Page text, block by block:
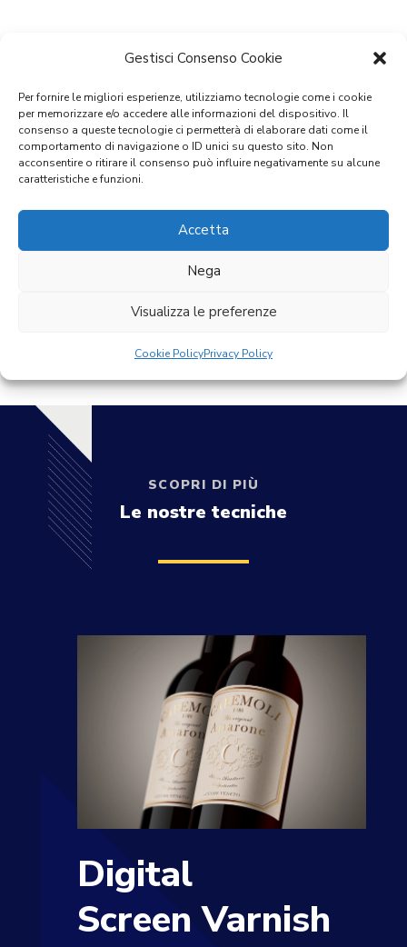
Gestisci Consenso Cookie
Per fornire le migliori esperienze, utilizziamo tecnologie come i cookie
per memorizzare e/o accedere alle informazioni del dispositivo. Il
consenso a queste tecnologie ci permetterà di elaborare dati come il
comportamento di navigazione o ID unici su questo sito. Non
acconsentire o ritirare il consenso può influire negativamente su alcune
caratteristiche e funzioni.
Accetta
Nega
Visualizza le preferenze
Cookie PolicyPrivacy Policy
SCOPRI DI PIÙ
Le nostre tecniche
Digital
Screen Varnish